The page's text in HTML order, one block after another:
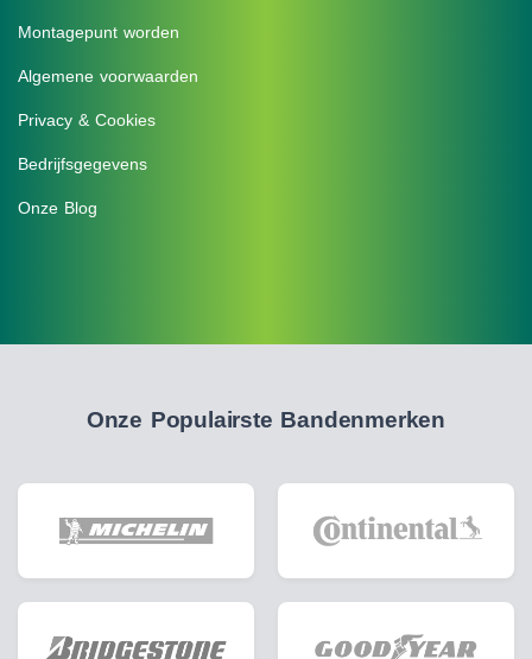
Montagepunt worden
Algemene voorwaarden
Privacy & Cookies
Bedrijfsgegevens
Onze Blog
Onze Populairste Bandenmerken